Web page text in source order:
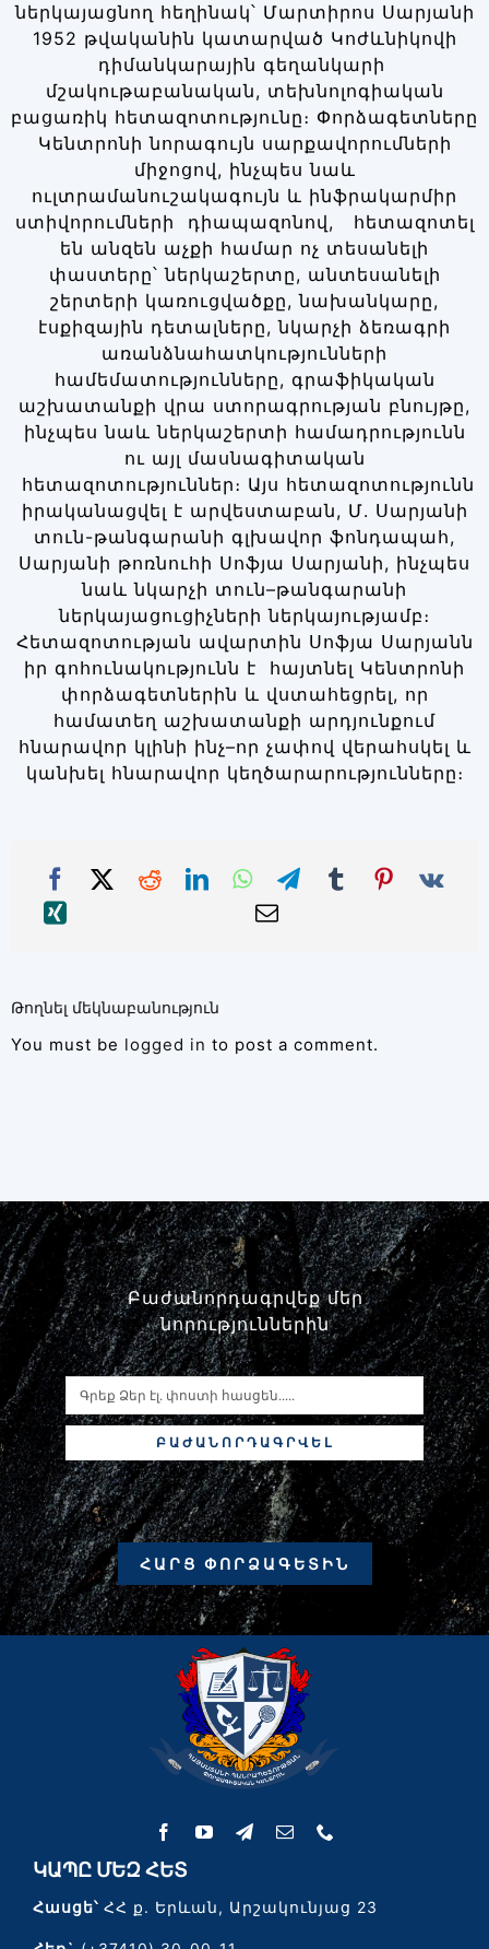
ներկայացնող հեղինակ՝ Մարտիրոս Սարյանի
1952 թվականին կատարված Կոժևնիկովի
դիմանկարային գեղանկարի
մշակութաբանական, տեխնոլոգիական
բացառիկ հետազոտությունը։ Փորձագետները
Կենտրոնի նորագույն սարքավորումների
միջոցով, ինչպես նաև
ուլտրամանուշակագույն և ինֆրակարմիր
ստիվորումների դիապազոնով, հետազոտել
են անզեն աչքի համար ոչ տեսանելի
փաստերը՝ ներկաշերտը, անտեսանելի
շերտերի կառուցվածքը, նախանկարը,
էսքիզային դետալները, նկարչի ձեռագրի
առանձնահատկությունների
համեմատությունները, գրաֆիկական
աշխատանքի վրա ստորագրության բնույթը,
ինչպես նաև ներկաշերտի համադրությունն
ու այլ մասնագիտական
հետազոտություններ։ Այս հետազոտությունն
իրականացվել է արվեստաբան, Մ. Սարյանի
տուն-թանգարանի գլխավոր ֆոնդապահ,
Սարյանի թոռնուհի Սոֆյա Սարյանի, ինչպես
նաև նկարչի տուն–թանգարանի
ներկայացուցիչների ներկայությամբ։
Հետազոտության ավարտին Սոֆյա Սարյանն
իր գոհունակությունն է հայտնել Կենտրոնի
փորձագետներին և վստահեցրել, որ
համատեղ աշխատանքի արդյունքում
հնարավոր կլինի ինչ–որ չափով վերահսկել և
կանխել հնարավոր կեղծարարությունները։
Թողնել մեկնաբանություն
You must be logged in to post a comment.
Բաժանորդագրվեք մեր
նորություններին
ԲԱԺԱՆՈՐԴԱԳՐՎԵԼ
ՀԱՐՑ ՓՈՐՁԱԳԵՏԻՆ
ԿԱՊԸ ՄԵԶ ՀԵՏ
Հասցե՝ՀՀ ք. Երևան, Արշակունյաց 23